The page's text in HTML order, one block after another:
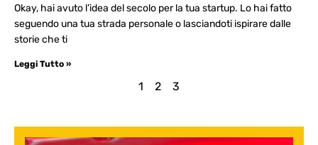
Okay, hai avuto l’idea del secolo per la tua startup. Lo hai fatto
seguendo una tua strada personale o lasciandoti ispirare dalle
storie che ti
Leggi Tutto »
1 2 3